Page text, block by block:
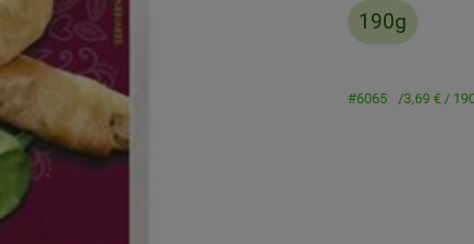
190g
#6065 3,69 € /